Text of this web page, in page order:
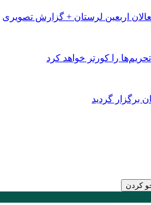
اربعین لرستان + گزارش تصویری
را کورتر خواهد کرد
برگزار گردید